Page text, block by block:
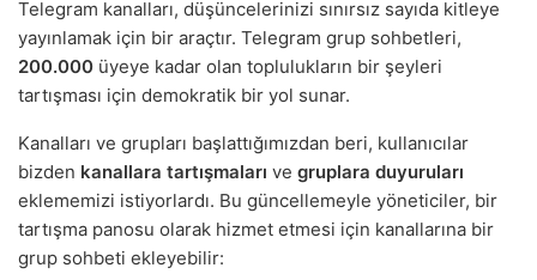
Telegram kanalları, düşüncelerinizi sınırsız sayıda kitleye
yayınlamak için bir araçtır. Telegram grup sohbetleri,
200.000 üyeye kadar olan toplulukların bir şeyleri
tartışması için demokratik bir yol sunar.
Kanalları ve grupları başlattığımızdan beri, kullanıcılar
bizden kanallara tartışmaları ve gruplara duyuruları
eklememizi istiyorlardı. Bu güncellemeyle yöneticiler, bir
tartışma panosu olarak hizmet etmesi için kanallarına bir
grup sohbeti ekleyebilir: